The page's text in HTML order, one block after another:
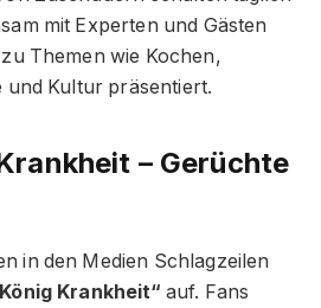
mit Experten und Gästen
Themen wie Kochen,
und Kultur präsentiert.
– Gerüchte
in den Medien Schlagzeilen
Krankheit“ auf. Fans